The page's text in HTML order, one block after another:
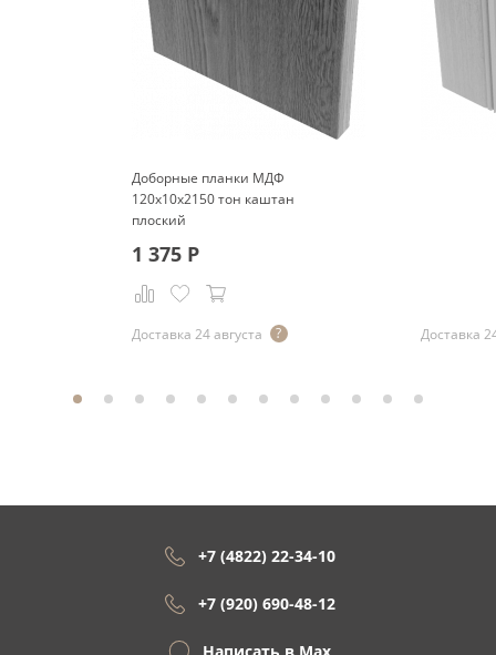
Доборные планки МДФ
120x10x2150 тон каштан
плоский
1 375Р
Доставка 24 августа Доставка
+7 (4822) 22-34-10
+7 (920) 690-48-12
Написать в Max